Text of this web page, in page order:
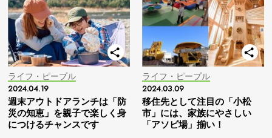
ライフ・ピープル
2024.04.19
週末アウトドアランチは「防
災の知恵」を親子で楽しく身
につけるチャンスです
ライフ・ピープル
2024.03.09
移住先として注目の「小松
市」には、家族にやさしい
「アソビ場」揃い！